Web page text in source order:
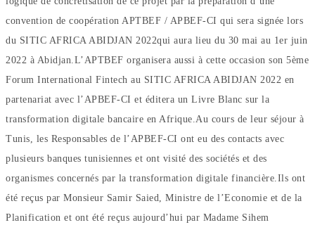
convention de coopération APTBEF / APBEF-CI qui sera signée lors
du SITIC AFRICA ABIDJAN 2022qui aura lieu du 30 mai au 1er juin
2022 à Abidjan.L’APTBEF organisera aussi à cette occasion son 5ème
Forum International Fintech au SITIC AFRICA ABIDJAN 2022 en
partenariat avec l’APBEF-CI et éditera un Livre Blanc sur la
transformation digitale bancaire en Afrique.Au cours de leur séjour à
Tunis, les Responsables de l’APBEF-CI ont eu des contacts avec
plusieurs banques tunisiennes et ont visité des sociétés et des
organismes concernés par la transformation digitale financière.Ils ont
été reçus par Monsieur Samir Saied, Ministre de l’Economie et de la
Planification et ont été reçus aujourd’hui par Madame Sihem